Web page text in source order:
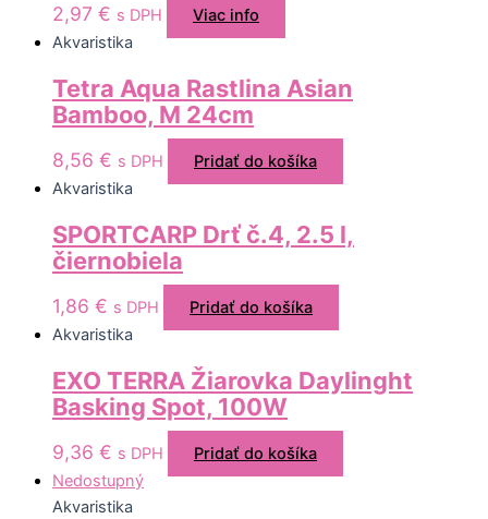
2,97 € s DPH
Viac info
Akvaristika
Tetra Aqua Rastlina Asian
Bamboo, M 24cm
8,56 € s DPH
Pridať do košíka
Akvaristika
SPORTCARP Drť č.4, 2.5 l,
čiernobiela
1,86 € s DPH
Pridať do košíka
Akvaristika
EXO TERRA Žiarovka Daylinght
Basking Spot, 100W
9,36 € s DPH
Pridať do košíka
Nedostupný
Akvaristika